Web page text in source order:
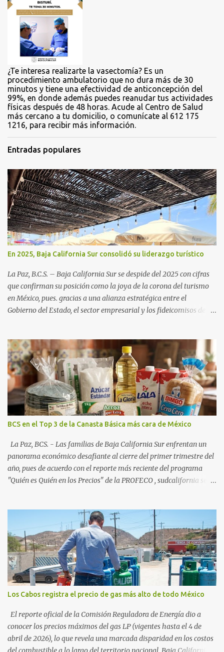
r
o
¿Te interesa realizarte la vasectomía? Es un
procedimiento ambulatorio que no dura más de 30
minutos y tiene una efectividad de anticoncepción del
99%, en donde además puedes reanudar tus actividades
físicas después de 48 horas. Acude al Centro de Salud
más cercano a tu domicilio, o comunícate al 612 175
1216, para recibir más información.
Entradas populares
En 2025, Baja California Sur consolidó su liderazgo turístico
La Paz, B.C.S. – Baja California Sur se despide del 2025 con cifras
que confirman su posición como la joya de la corona del turismo
en México, pues. gracias a una alianza estratégica entre el
Gobierno del Estado, el sector empresarial y los fideicomisos de
una derrama económica sin precedentes. Las proyecciones para
este periodo vacacional son optimistas, con un promedio estatal
que supera el 70% . Sin embargo, la sorpresa del año la ha dado el
norte del estado. Comondú encabeza las expectativas con un
impresionante 89% de ocupación, impulsado por el interés
creciente en el turismo de naturaleza. Le siguen destinos
consolidados y emergentes: Los Cabos: 72% promedio (esperando
picos del 79% en Año Nuevo). La Paz: 66%. Loreto: 58%. Mulegé:
54%. "Estamos viendo un fenómeno de diversificación. Ya no solo
vienen por el lujo de Los Cabos, sino por la aut...
BCS en el Top 3 de la Canasta Básica más cara de México
La Paz, BCS. - Las familias de Baja California Sur enfrentan un
panorama económico desafiante al cierre del primer trimestre del
año, pues de acuerdo con el reporte más reciente del programa
"Quién es Quién en los Precios" de la PROFECO , sudcalifornia se
datos correspondientes al cierre de marzo y la primera semana de
abril revelan que adquirir el paquete de los 24 productos
esenciales alcanzó un precio de 942.50 pesos en la ciudad de La Paz
. Este monto fue detectado específicamente en el establecimiento
Bodega Aurrera ubicado en el fraccionamiento Camino Real,
superando la barrera de los 910 pesos establecida como meta por
el gobierno federal en el Paquete Contra la Inflación y la Carestía
(PACIC). Dentro del análisis por zonas geográficas, la entidad se
ubica en la región Centro-Norte , que comparte con estados como
Aguascaliente...
Los Cabos registra el precio de gas más alto de todo México
El reporte oficial de la Comisión Reguladora de Energía dio a
conocer los precios máximos del gas LP (vigentes hasta el 4 de
abril de 2026), lo que revela una marcada disparidad en los costos